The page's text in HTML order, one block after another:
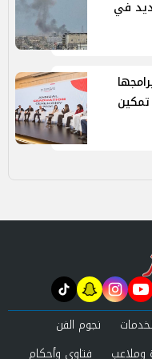
في
تمكين
youtube
instagram
snapchat
tiktok
نجوم الفن
وملاعب فتاوى وأحكام